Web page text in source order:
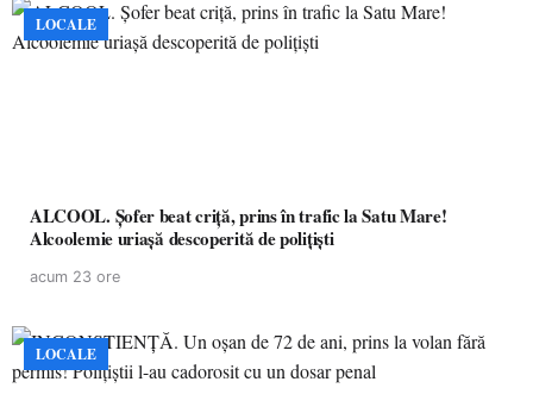
LOCALE
ALCOOL. Șofer beat criță, prins în trafic la Satu Mare!
Alcoolemie uriașă descoperită de polițiști
acum 23 ore
LOCALE